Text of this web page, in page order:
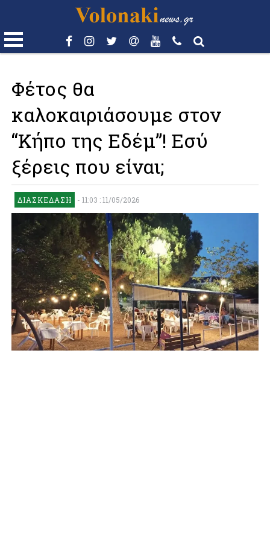
Φέτος θα
καλοκαιριάσουμε στον
“Κήπο της Εδέμ”! Eσύ
ξέρεις που είναι;
ΔΙΑΣΚΈΔΑΣΗ - 11:03 : 11/05/2026